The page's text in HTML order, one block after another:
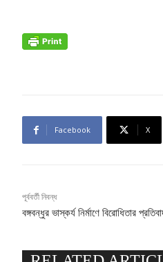
Facebook X
পূর্ববর্তী নিবন্ধ
বঙ্গবন্ধুর ভাস্কর্য নির্মাণে বিরোধিতার